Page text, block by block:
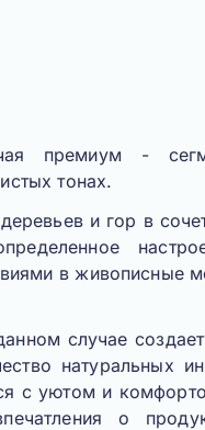
премиум -
тонах.
и гор в
в живописные
случае
натуральных
с уютом и
о